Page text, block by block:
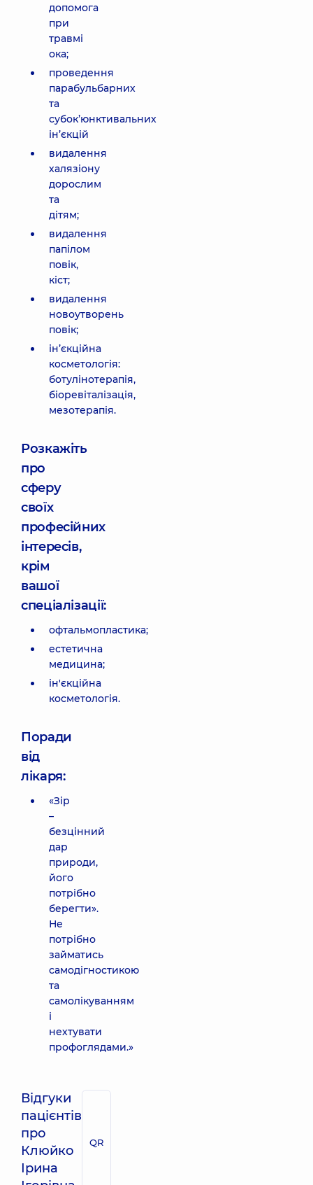
допомога
при
травмі
ока;
проведення
парабульбарних
та
субок’юнктивальних
ін’єкцій
видалення
халязіону
дорослим
та
дітям;
видалення
папілом
повік,
кіст;
видалення
новоутворень
повік;
ін’єкційна
косметологія:
ботулінотерапія,
біоревіталізація,
мезотерапія.
Розкажіть
про
сферу
своїх
професійних
інтересів,
крім
вашої
спеціалізації:
офтальмопластика;
естетична
медицина;
ін'єкційна
косметологія.
Поради
від
лікаря:
«Зір
–
безцінний
дар
природи,
його
потрібно
берегти».
Не
потрібно
займатись
самодігностикою
та
самолікуванням
і
нехтувати
профоглядами.»
Відгуки
пацієнтів
про
Клюйко
Ірина
QR